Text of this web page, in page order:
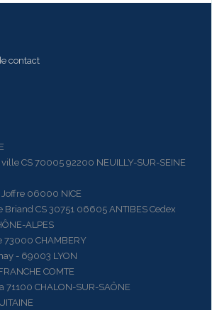
contact
CS 70005 92200 NEUILLY-SUR-SEINE
06000 NICE
CS 30751 06605 ANTIBES Cedex
ALPES
CHAMBERY
- 69003 LYON
COMTE
CHALON-SUR-SAÔNE